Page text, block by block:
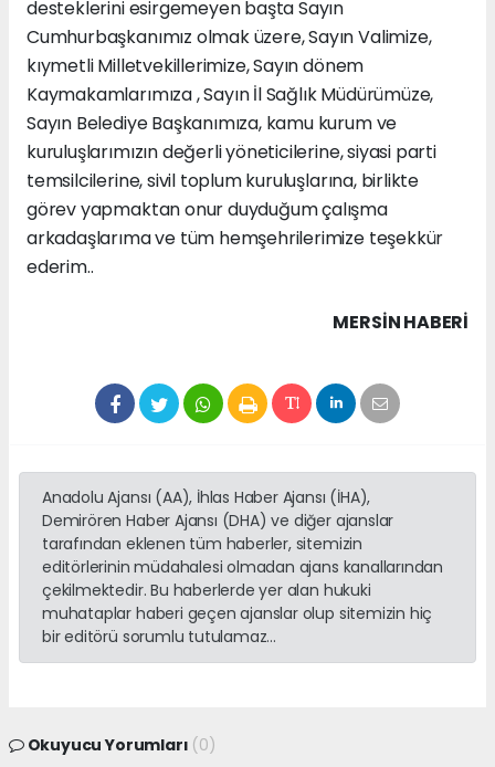
desteklerini esirgemeyen başta Sayın
Cumhurbaşkanımız olmak üzere, Sayın Valimize,
kıymetli Milletvekillerimize, Sayın dönem
Kaymakamlarımıza , Sayın İl Sağlık Müdürümüze,
Sayın Belediye Başkanımıza, kamu kurum ve
kuruluşlarımızın değerli yöneticilerine, siyasi parti
temsilcilerine, sivil toplum kuruluşlarına, birlikte
görev yapmaktan onur duyduğum çalışma
arkadaşlarıma ve tüm hemşehrilerimize teşekkür
ederim..
MERSIN HABERİ
Anadolu Ajansı (AA), İhlas Haber Ajansı (İHA),
Demirören Haber Ajansı (DHA) ve diğer ajanslar
tarafından eklenen tüm haberler, sitemizin
editörlerinin müdahalesi olmadan ajans kanallarından
çekilmektedir. Bu haberlerde yer alan hukuki
muhataplar haberi geçen ajanslar olup sitemizin hiç
bir editörü sorumlu tutulamaz...
Okuyucu Yorumları (0)